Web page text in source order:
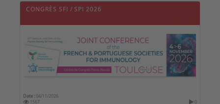
CONGRÈS SFI / SPI 2026
Date :04/11/2026
1567
0